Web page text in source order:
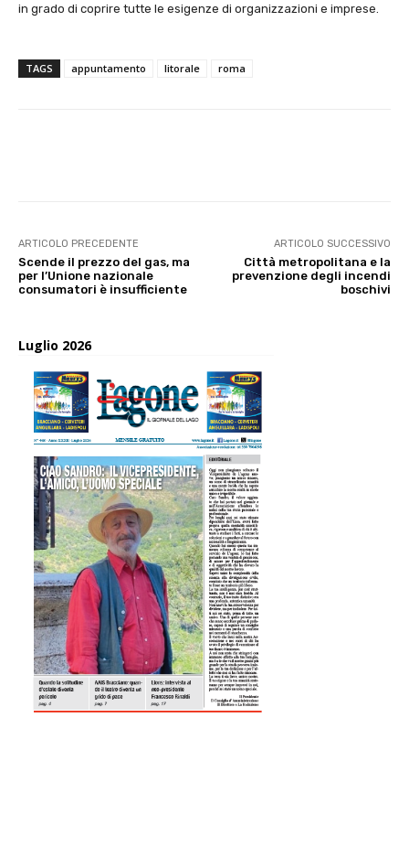
in grado di coprire tutte le esigenze di organizzazioni e imprese.
TAGS appuntamento litorale roma
ARTICOLO PRECEDENTE
Scende il prezzo del gas, ma
per l’Unione nazionale
consumatori è insufficiente
ARTICOLO SUCCESSIVO
Città metropolitana e la
prevenzione degli incendi
boschivi
Luglio 2026